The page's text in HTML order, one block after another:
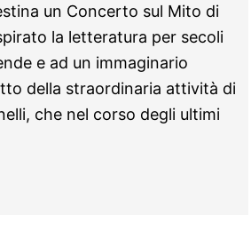
un Concerto sul Mito di
la letteratura per secoli
e ad un immaginario
della straordinaria attività di
che nel corso degli ultimi